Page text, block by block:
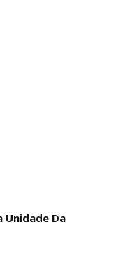
Unidade Da